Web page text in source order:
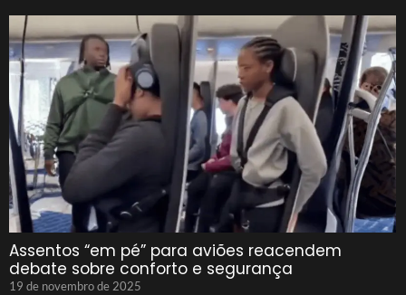
Assentos “em pé” para aviões reacendem
debate sobre conforto e segurança
19 de novembro de 2025